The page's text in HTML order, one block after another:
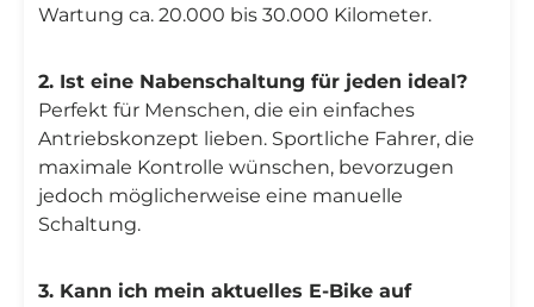
Wartung ca. 20.000 bis 30.000 Kilometer.
2. Ist eine Nabenschaltung für jeden ideal?
Perfekt für Menschen, die ein einfaches
Antriebskonzept lieben. Sportliche Fahrer, die
maximale Kontrolle wünschen, bevorzugen
jedoch möglicherweise eine manuelle
Schaltung.
3. Kann ich mein aktuelles E-Bike auf